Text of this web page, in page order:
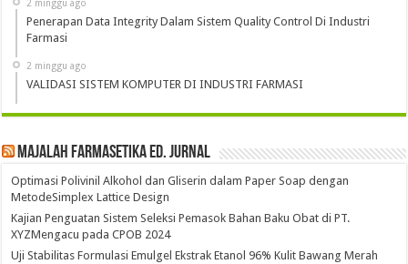
2 minggu ago
Penerapan Data Integrity Dalam Sistem Quality Control Di Industri
Farmasi
2 minggu ago
VALIDASI SISTEM KOMPUTER DI INDUSTRI FARMASI
Majalah Farmasetika Ed. Jurnal
Optimasi Polivinil Alkohol dan Gliserin dalam Paper Soap dengan
MetodeSimplex Lattice Design
Kajian Penguatan Sistem Seleksi Pemasok Bahan Baku Obat di PT.
XYZMengacu pada CPOB 2024
Uji Stabilitas Formulasi Emulgel Ekstrak Etanol 96% Kulit Bawang Merah